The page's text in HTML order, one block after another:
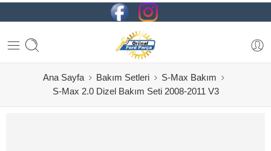
Ana Sayfa Bakım Setleri
S-Max Bakım
S-Max 2.0 Dizel Bakım Seti 2008-2011 V3